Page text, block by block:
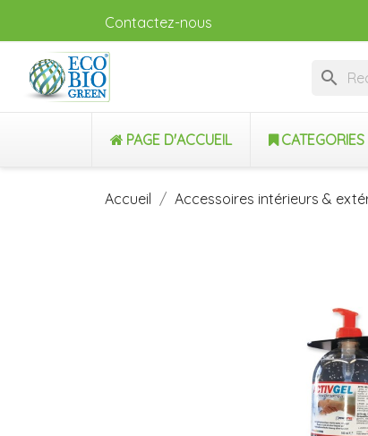
Contactez-nous
search
PAGE D'ACCUEIL CATEGORIES
Accueil Accessoires intérieurs &